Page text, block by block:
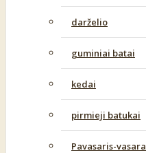
darželio
guminiai batai
kedai
pirmieji batukai
Pavasaris-vasara